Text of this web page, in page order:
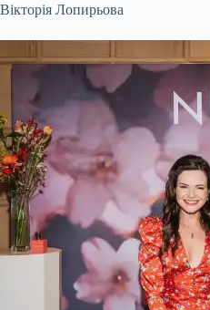
Вікторія Лопирьова